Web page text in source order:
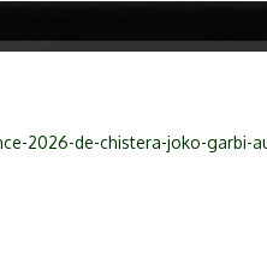
2026-de-chistera-joko-garbi-